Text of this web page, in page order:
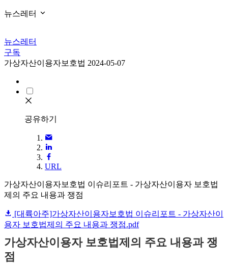
뉴스레터
뉴스레터
구독
가상자산이용자보호법 2024-05-07
공유하기
URL
가상자산이용자보호법 이슈리포트 - 가상자산이용자 보호법
제의 주요 내용과 쟁점
[대륙아주]가상자산이용자보호법 이슈리포트 - 가상자산이
용자 보호법제의 주요 내용과 쟁점.pdf
가상자산이용자 보호법제의 주요 내용과 쟁
점